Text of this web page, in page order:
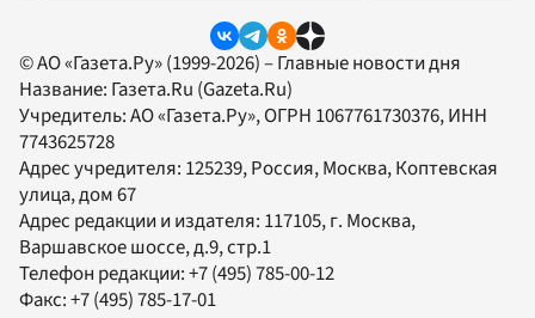
© АО «Газета.Ру» (1999-2026) – Главные новости дня
Название: Газета.Ru (Gazeta.Ru)
Учредитель:АО «Газета.Ру», ОГРН 1067761730376, ИНН
7743625728
Адрес учредителя: 125239, Россия, Москва, Коптевская
улица, дом 67
Адрес редакции и издателя: 117105, г. Москва,
Варшавское шоссе, д.9, стр.1
Телефон редакции:+7 (495) 785-00-12
Факс:+7 (495) 785-17-01